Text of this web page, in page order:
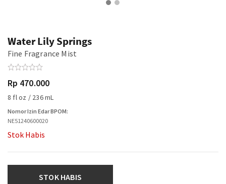
Water Lily Springs
Fine Fragrance Mist
Rp 470.000
8 fl oz / 236 mL
Nomor Izin Edar BPOM:
NE51240600020
Stok Habis
STOK HABIS